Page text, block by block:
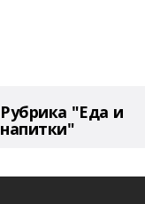
Рубрика "Еда и
напитки"